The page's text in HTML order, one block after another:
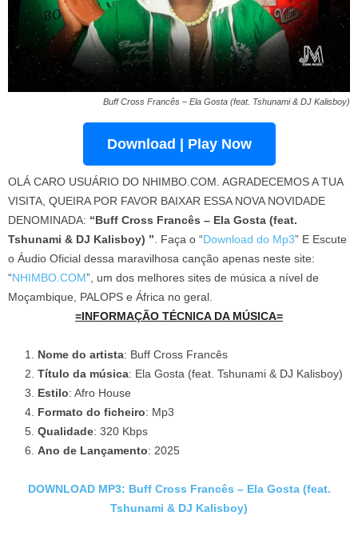
Buff Cross Francês – Ela Gosta (feat. Tshunami & DJ Kalisboy)
Download | Play Now
OLÁ CARO USUÁRIO DO NHIMBO.COM. AGRADECEMOS A TUA
VISITA, QUEIRA POR FAVOR BAIXAR ESSA NOVA NOVIDADE
DENOMINADA: “Buff Cross Francês – Ela Gosta (feat.
Tshunami & DJ Kalisboy) ” . Faça o “Download do Mp3” E Escute
o Áudio Oficial dessa maravilhosa canção apenas neste site:
“NHIMBO.COM”, um dos melhores sites de música a nível de
Moçambique, PALOPS e África no geral.
=INFORMAÇÃO TÉCNICA DA MÚSICA=
Nome do artista: Buff Cross Francês
Título da música: Ela Gosta (feat. Tshunami & DJ Kalisboy)
Estilo: Afro House
Formato do ficheiro: Mp3
Qualidade: 320 Kbps
Ano de Lançamento: 2025
DOWNLOAD MP3: Buff Cross Francês – Ela Gosta (feat.
Tshunami & DJ Kalisboy)